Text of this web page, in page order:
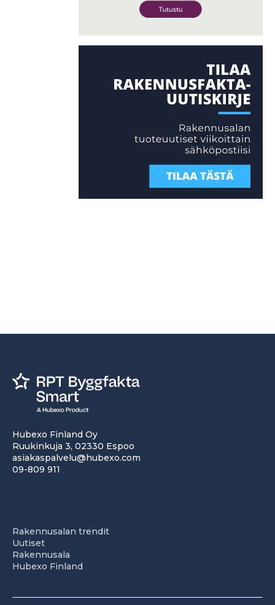
Hubexo Finland Oy
Ruukinkuja 3, 02330 Espoo
asiakaspalvelu@hubexo.com
09-809 911
Rakennusalan trendit
Uutiset
Rakennusala
Hubexo Finland